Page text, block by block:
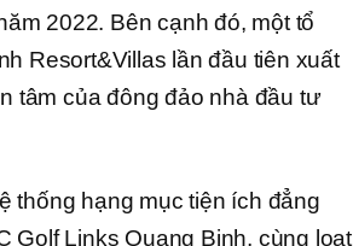
2022. Bên cạnh đó, một tổ
Resort&Villas lần đầu tiên xuất
tâm của đông đảo nhà đầu tư
thống hạng mục tiện ích đẳng
Golf Links Quang Binh, cùng loạt